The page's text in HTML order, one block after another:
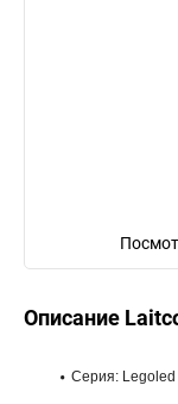
Описание
Серия: Legoled